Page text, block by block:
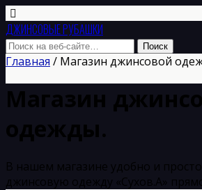
ДЖИНСОВЫЕ РУБАШКИ
Главная / Магазин джинсовой
Магазин
одежды.
В нашем магазине удобно и
джинсовую одежду «Сухов.А»